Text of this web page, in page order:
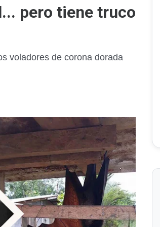
pero tiene truco
voladores de corona dorada